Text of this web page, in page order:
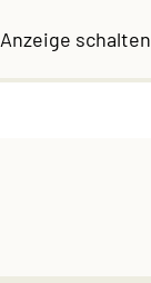
Anzeige schalten